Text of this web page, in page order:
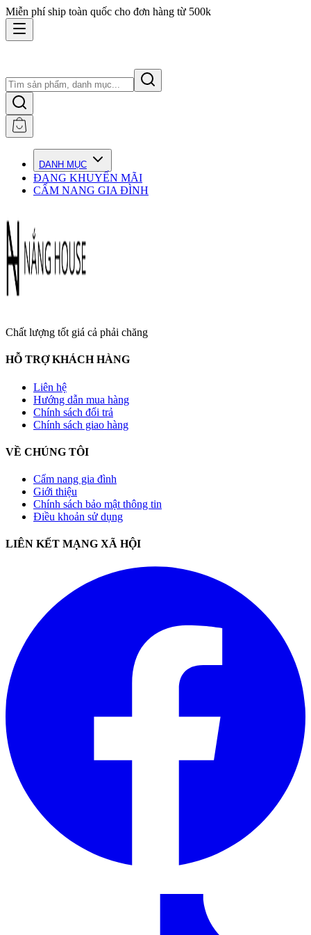
Miễn phí ship toàn quốc cho đơn hàng từ 500k
DANH MỤC
ĐANG KHUYẾN MÃI
CẨM NANG GIA ĐÌNH
Chất lượng tốt giá cả phải chăng
HỖ TRỢ KHÁCH HÀNG
Liên hệ
Hướng dẫn mua hàng
Chính sách đổi trả
Chính sách giao hàng
VỀ CHÚNG TÔI
Cẩm nang gia đình
Giới thiệu
Chính sách bảo mật thông tin
Điều khoản sử dụng
LIÊN KẾT MẠNG XÃ HỘI